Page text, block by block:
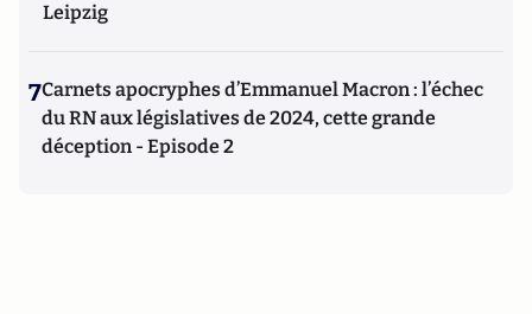
Leipzig
7Carnets apocryphes d’Emmanuel Macron : l’échec
du RN aux législatives de 2024, cette grande
déception - Episode 2